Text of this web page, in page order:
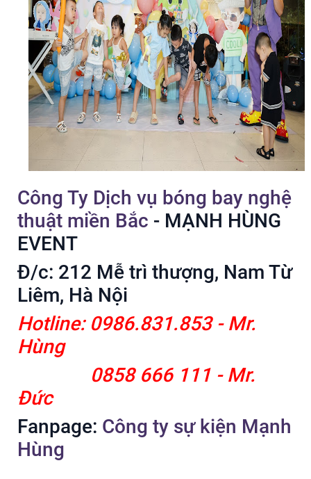
Công Ty Dịch vụ bóng bay nghệ
thuật miền Bắc - MẠNH HÙNG
EVENT
Đ/c: 212 Mễ trì thượng, Nam Từ
Liêm, Hà Nội
Hotline: 0986.831.853 - Mr.
Hùng
0858 666 111 - Mr.
Đức
Fanpage: Công ty sự kiện Mạnh
Hùng